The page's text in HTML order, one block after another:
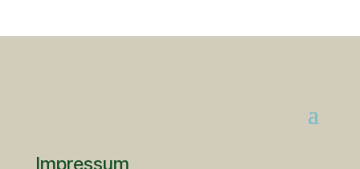
Impressum